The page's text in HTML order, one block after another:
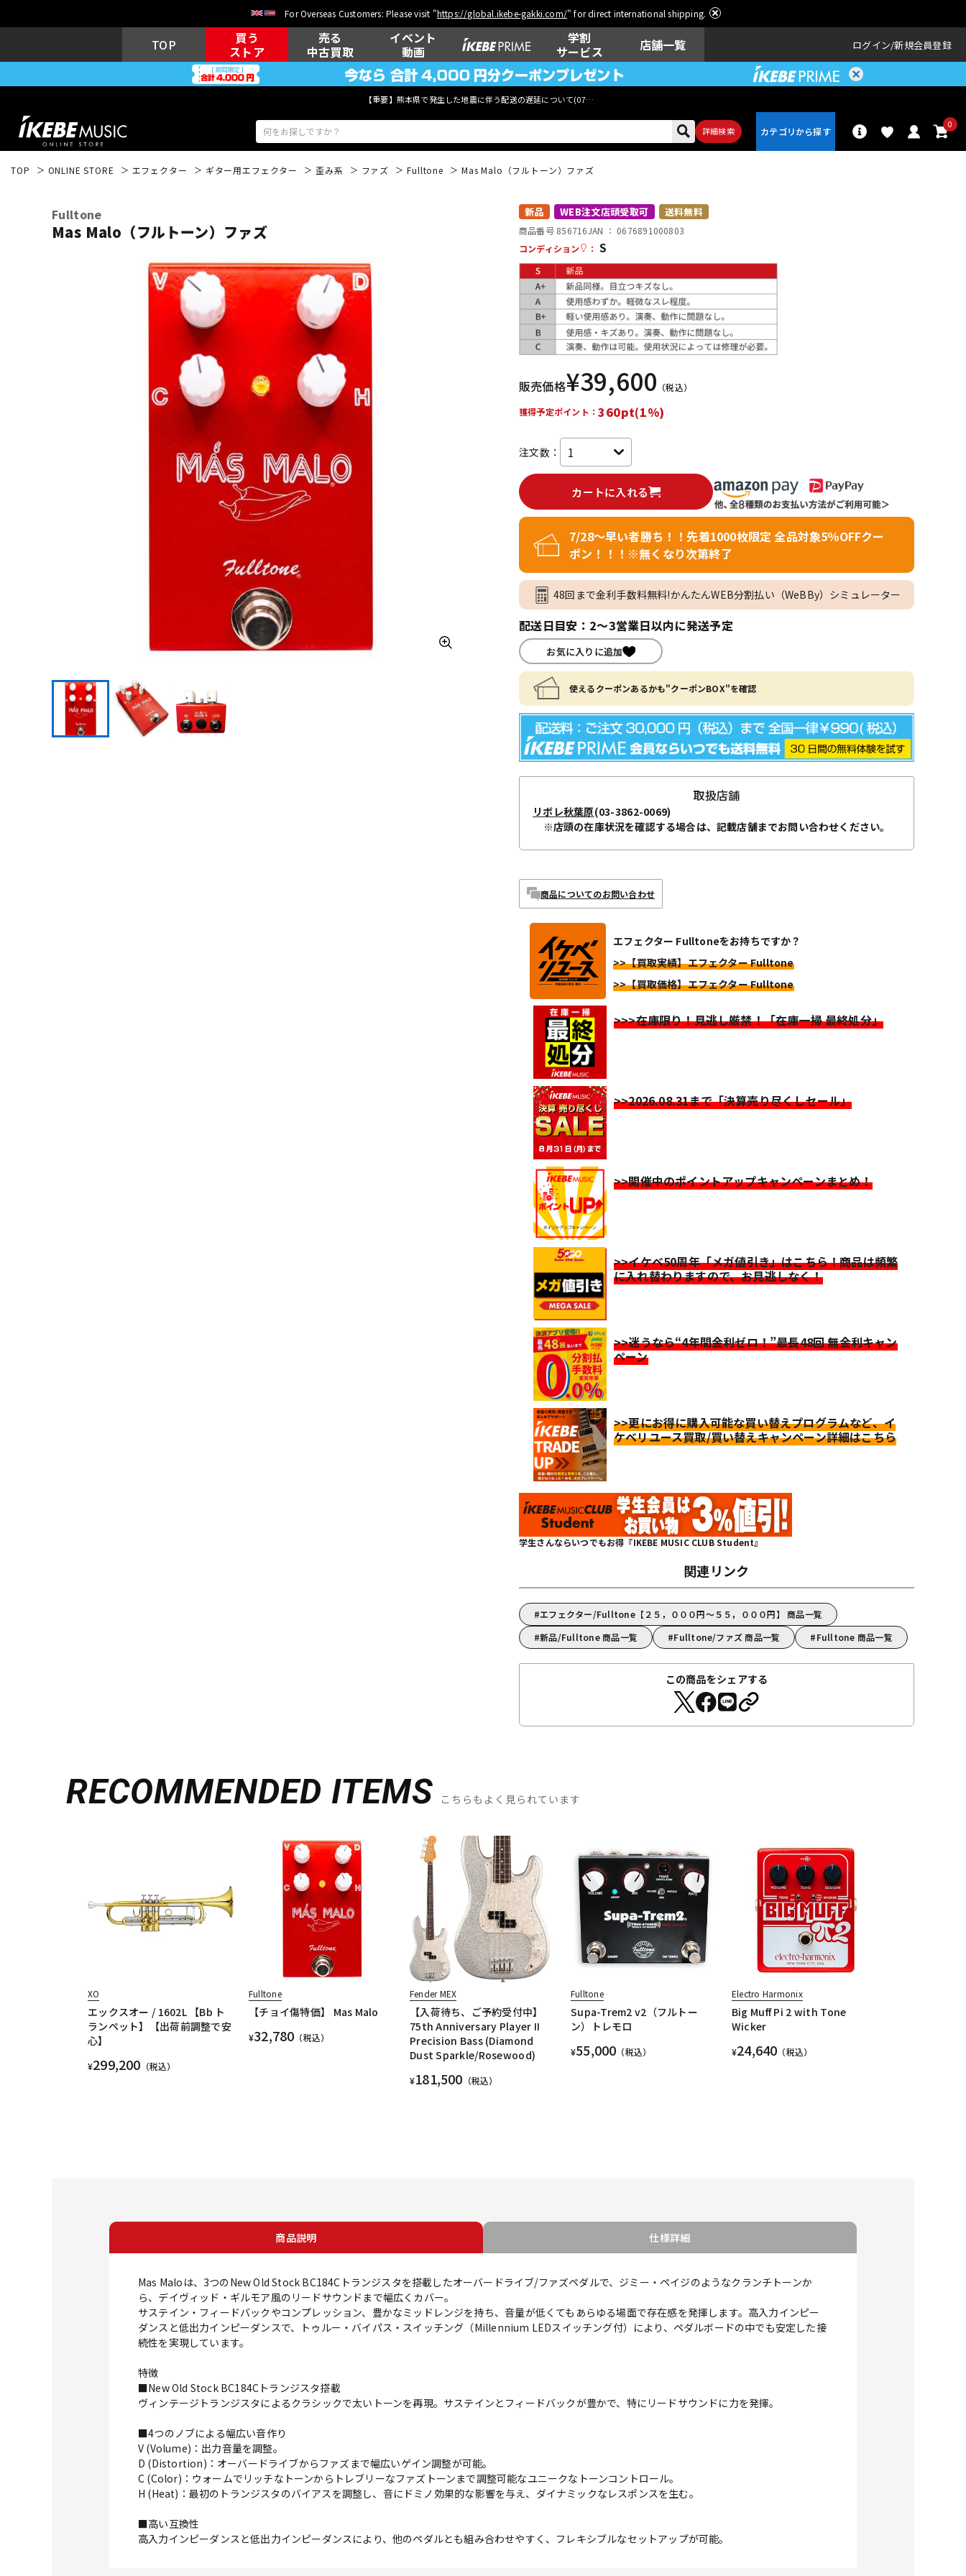
For Overseas Customers: Please visit "https://global.ikebe-gakki.com/" for direct international shipping.
TOP
買う
ストア
売る
中古買取
イベント
動画
学割
サービス
店舗一覧 ログイン 新規会員登録
【重要】熊本県で発生した地震に伴う配送の遅延について(07月29日
詳細検索
0
ウクレレ ドラム
キーボード 電子ピアノ その他楽器
レコーディン
グ機器
配信/ライブ
機器
ヴィンテージ
TOP ONLINE STORE エフェクター ギター用エフェクター 歪み系 ファズ Fulltone Mas Malo（フルトーン）ファズ
Fulltone
Mas Malo（フルトーン）ファズ
新品 WEB注文店頭受取可 送料無料
商品番号 856716JAN ： 0676891000803
コンディション
： S
販売価格¥39,600 （税込）
獲得予定ポイント：360pt(1%)
注文数：
カートに入れる
7/28～早い者勝ち！！先着1000枚限定 全品対象5％OFFクー
ポン！！！※無くなり次第終了
48回まで金利手数料無料!かんたんWEB分割払い（WeBBy）シミュレーター
配送日目安：2～3営業日以内に発送予定
お気に入りに追加
使えるクーポンあるかも"クーポンBOX"を確認
取扱店舗
リボレ秋葉原(03-3862-0069)
※店頭の在庫状況を確認する場合は、記載店舗までお問い合わせください。
商品についてのお問い合わせ
エフェクター Fulltoneをお持ちですか？
>>【買取実績】エフェクター Fulltone
>>【買取価格】エフェクター Fulltone
>>>在庫限り！見逃し厳禁！「在庫一掃 最終処分」
>>2026.08.31まで「決算売り尽くしセール」
>>開催中のポイントアップキャンペーンまとめ！
>>イケベ50周年「メガ値引き」はこちら！商品は頻繁
に入れ替わりますので、お見逃しなく！
>>迷うなら“4年間金利ゼロ！”最長48回 無金利キャン
ペーン
>>更にお得に購入可能な買い替えプログラムなど、イ
ケベリユース買取/買い替えキャンペーン詳細はこちら
学生さんならいつでもお得『IKEBE MUSIC CLUB Student』
関連リンク
エフェクター/Fulltone【２５，０００円～５５，０００円】 商品一覧
新品/Fulltone 商品一覧
Fulltone/ファズ 商品一覧 Fulltone 商品一覧
この商品をシェアする
RECOMMENDED ITEMS こちらもよく見られています
XO
エックスオー / 1602L 【Bb ト
ランペット】【出荷前調整で安
心】
¥299,200 （税込）
Fulltone
【チョイ傷特価】 Mas Malo
¥32,780 （税込）
Fender MEX
【入荷待ち、ご予約受付中】
75th Anniversary Player II
Precision Bass (Diamond
Dust Sparkle/Rosewood)
¥181,500 （税込）
Fulltone
Supa-Trem2 v2（フルトー
ン）トレモロ
¥55,000 （税込）
Electro Harmonix
Big Muff Pi 2 with Tone
Wicker
¥24,640 （税込）
商品説明 仕様詳細
Mas Maloは、3つのNew Old Stock BC184Cトランジスタを搭載したオーバードライブ/ファズペダルで、ジミー・ペイジのようなクランチトーンか
ら、デイヴィッド・ギルモア風のリードサウンドまで幅広くカバー。
サステイン・フィードバックやコンプレッション、豊かなミッドレンジを持ち、音量が低くてもあらゆる場面で存在感を発揮します。高入力インピー
ダンスと低出力インピーダンスで、トゥルー・バイパス・スイッチング（Millennium LEDスイッチング付）により、ペダルボードの中でも安定した接
続性を実現しています。
特徴
■New Old Stock BC184Cトランジスタ搭載
ヴィンテージトランジスタによるクラシックで太いトーンを再現。サステインとフィードバックが豊かで、特にリードサウンドに力を発揮。
■4つのノブによる幅広い音作り
V (Volume)：出力音量を調整。
D (Distortion)：オーバードライブからファズまで幅広いゲイン調整が可能。
C (Color)：ウォームでリッチなトーンからトレブリーなファズトーンまで調整可能なユニークなトーンコントロール。
H (Heat)：最初のトランジスタのバイアスを調整し、音にドミノ効果的な影響を与え、ダイナミックなレスポンスを生む。
■高い互換性
高入力インピーダンスと低出力インピーダンスにより、他のペダルとも組み合わせやすく、フレキシブルなセットアップが可能。